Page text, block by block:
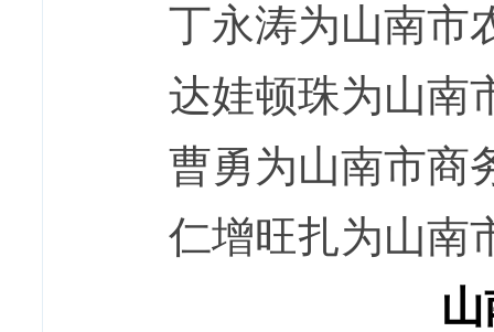
丁永涛为山南市
达娃顿珠为山南
曹勇为山南市商
仁增旺扎为山南